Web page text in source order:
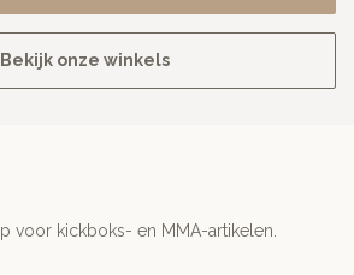
Bekijk onze winkels
voor kickboks- en MMA-artikelen.